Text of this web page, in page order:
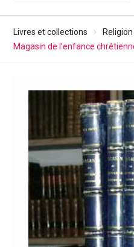
Livres et collections Religion
Magasin de l’enfance